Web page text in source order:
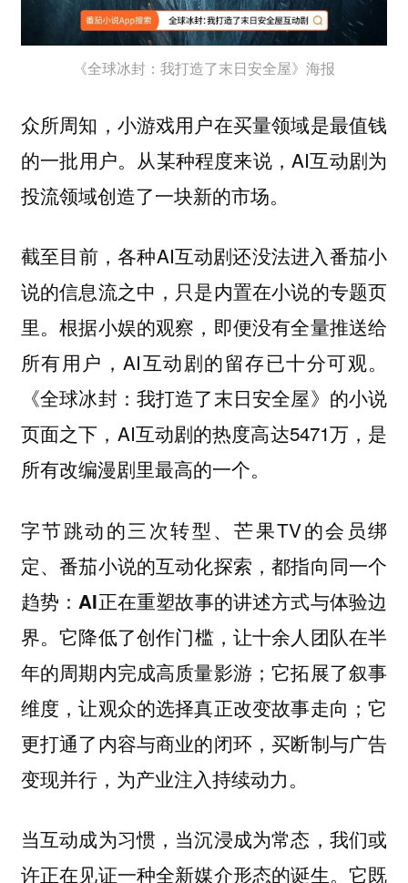
《全球冰封：我打造了末日安全屋》海报
众所周知，小游戏用户在买量领域是最值钱
的一批用户。从某种程度来说，AI互动剧为
投流领域创造了一块新的市场。
截至目前，各种AI互动剧还没法进入番茄小
说的信息流之中，只是内置在小说的专题页
里。根据小娱的观察，即便没有全量推送给
所有用户，AI互动剧的留存已十分可观。
《全球冰封：我打造了末日安全屋》的小说
页面之下，AI互动剧的热度高达5471万，是
所有改编漫剧里最高的一个。
字节跳动的三次转型、芒果TV的会员绑
定、番茄小说的互动化探索，都指向同一个
趋势： AI正在重塑故事的讲述方式与体验边
界。它降低了创作门槛，让十余人团队在半
年的周期内完成高质量影游；它拓展了叙事
维度，让观众的选择真正改变故事走向；它
更打通了内容与商业的闭环，买断制与广告
变现并行，为产业注入持续动力。
当互动成为习惯，当沉浸成为常态，我们或
许正在见证一种全新媒介形态的诞生。它既